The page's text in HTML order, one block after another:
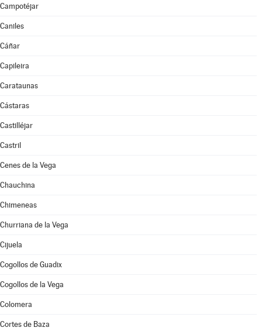
Campotéjar
Caniles
Cáñar
Capileira
Carataunas
Cástaras
Castilléjar
Castril
Cenes de la Vega
Chauchina
Chimeneas
Churriana de la Vega
Cijuela
Cogollos de Guadix
Cogollos de la Vega
Colomera
Cortes de Baza